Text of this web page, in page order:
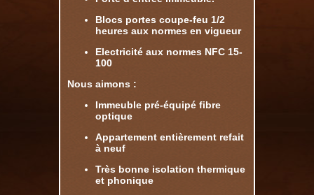
Blocs portes coupe-feu 1/2
heures aux normes en vigueur
Electricité aux normes NFC 15-
100
Nous aimons :
Immeuble pré-équipé fibre
optique
Appartement entièrement refait
à neuf
Très bonne isolation thermique
et phonique